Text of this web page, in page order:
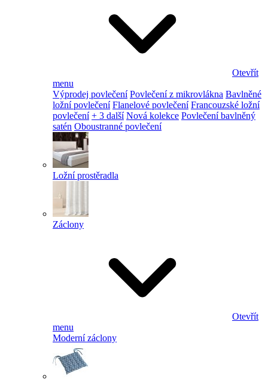
Otevřít
menu
Výprodej povlečení Povlečení z mikrovlákna Bavlněné
ložní povlečení Flanelové povlečení Francouzské ložní
povlečení + 3 další Nová kolekce Povlečení bavlněný
satén Oboustranné povlečení
Ložní prostěradla
Záclony
Otevřít
menu
Moderní záclony